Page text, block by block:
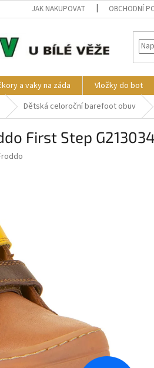
JAK NAKUPOVAT OBCHODNÍ
a vaky na záda Vložky do bot
Dětská celoroční barefoot obuv
First Step